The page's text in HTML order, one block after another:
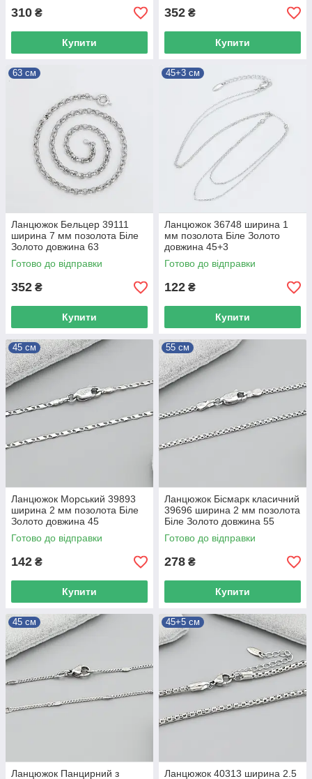
310 ₴
Купити
352 ₴
Купити
63 см
Ланцюжок Бельцер 39111
ширина 7 мм позолота Біле
Золото довжина 63
Готово до відправки
352 ₴
Купити
45+3 см
Ланцюжок 36748 ширина 1
мм позолота Біле Золото
довжина 45+3
Готово до відправки
122 ₴
Купити
45 см
Ланцюжок Морський 39893
ширина 2 мм позолота Біле
Золото довжина 45
Готово до відправки
142 ₴
Купити
55 см
Ланцюжок Бісмарк класичний
39696 ширина 2 мм позолота
Біле Золото довжина 55
Готово до відправки
278 ₴
Купити
45 см
Ланцюжок Панцирний з
45+5 см
Ланцюжок 40313 ширина 2.5